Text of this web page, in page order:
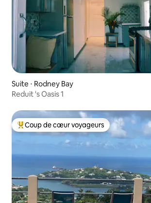
Suite ⋅ Rodney Bay
Reduit 's Oasis 1
Coups de cœur voyageurs les plus
Coup de cœur voyageurs